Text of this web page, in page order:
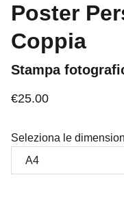
Poster
Coppia
Stampa
€25.00
Seleziona le